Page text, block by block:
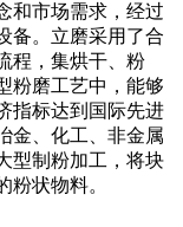
和市场需求，经过
备。立磨采用了合
程，集烘干、粉
粉磨工艺中，能够
指标达到国际先进
金、化工、非金属
型制粉加工，将块
粉状物料。